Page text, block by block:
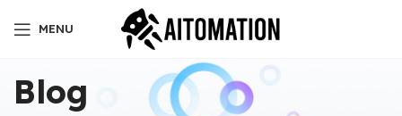
MENU
Blog